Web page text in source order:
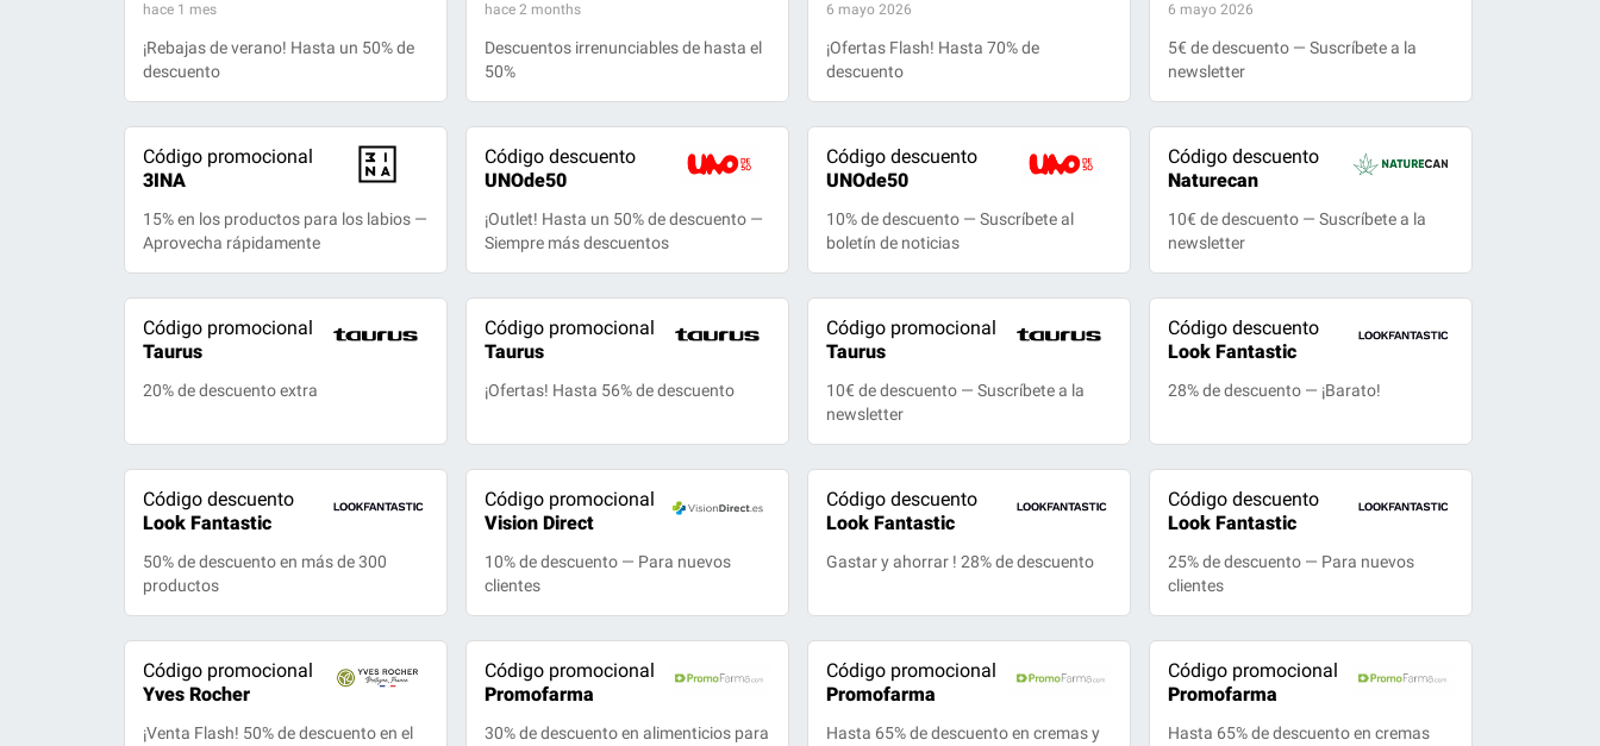
hace 1 mes
¡Rebajas de verano! Hasta un 50% de
descuento
hace 2 months
Descuentos irrenunciables de hasta el
50%
6 mayo 2026
¡Ofertas Flash! Hasta 70% de
descuento
6 mayo 2026
5€ de descuento — Suscríbete a la
newsletter
Código promocional
3INA
15% en los productos para los labios —
Aprovecha rápidamente
Código descuento
UNOde50
¡Outlet! Hasta un 50% de descuento —
Siempre más descuentos
Código descuento
UNOde50
10% de descuento — Suscríbete al
boletín de noticias
Código descuento
Naturecan
10€ de descuento — Suscríbete a la
newsletter
Código promocional
Taurus
20% de descuento extra
Código promocional
Taurus
¡Ofertas! Hasta 56% de descuento
Código promocional
Taurus
10€ de descuento — Suscríbete a la
newsletter
Código descuento
Look Fantastic
28% de descuento — ¡Barato!
Código descuento
Look Fantastic
50% de descuento en más de 300
productos
Código promocional
Vision Direct
10% de descuento — Para nuevos
clientes
Código descuento
Look Fantastic
Gastar y ahorrar ! 28% de descuento
Código descuento
Look Fantastic
25% de descuento — Para nuevos
clientes
Código promocional
Yves Rocher
¡Venta Flash! 50% de descuento en el
Código promocional
Promofarma
30% de descuento en alimenticios para
Código promocional
Promofarma
Hasta 65% de descuento en cremas y
Código promocional
Promofarma
Hasta 65% de descuento en cremas